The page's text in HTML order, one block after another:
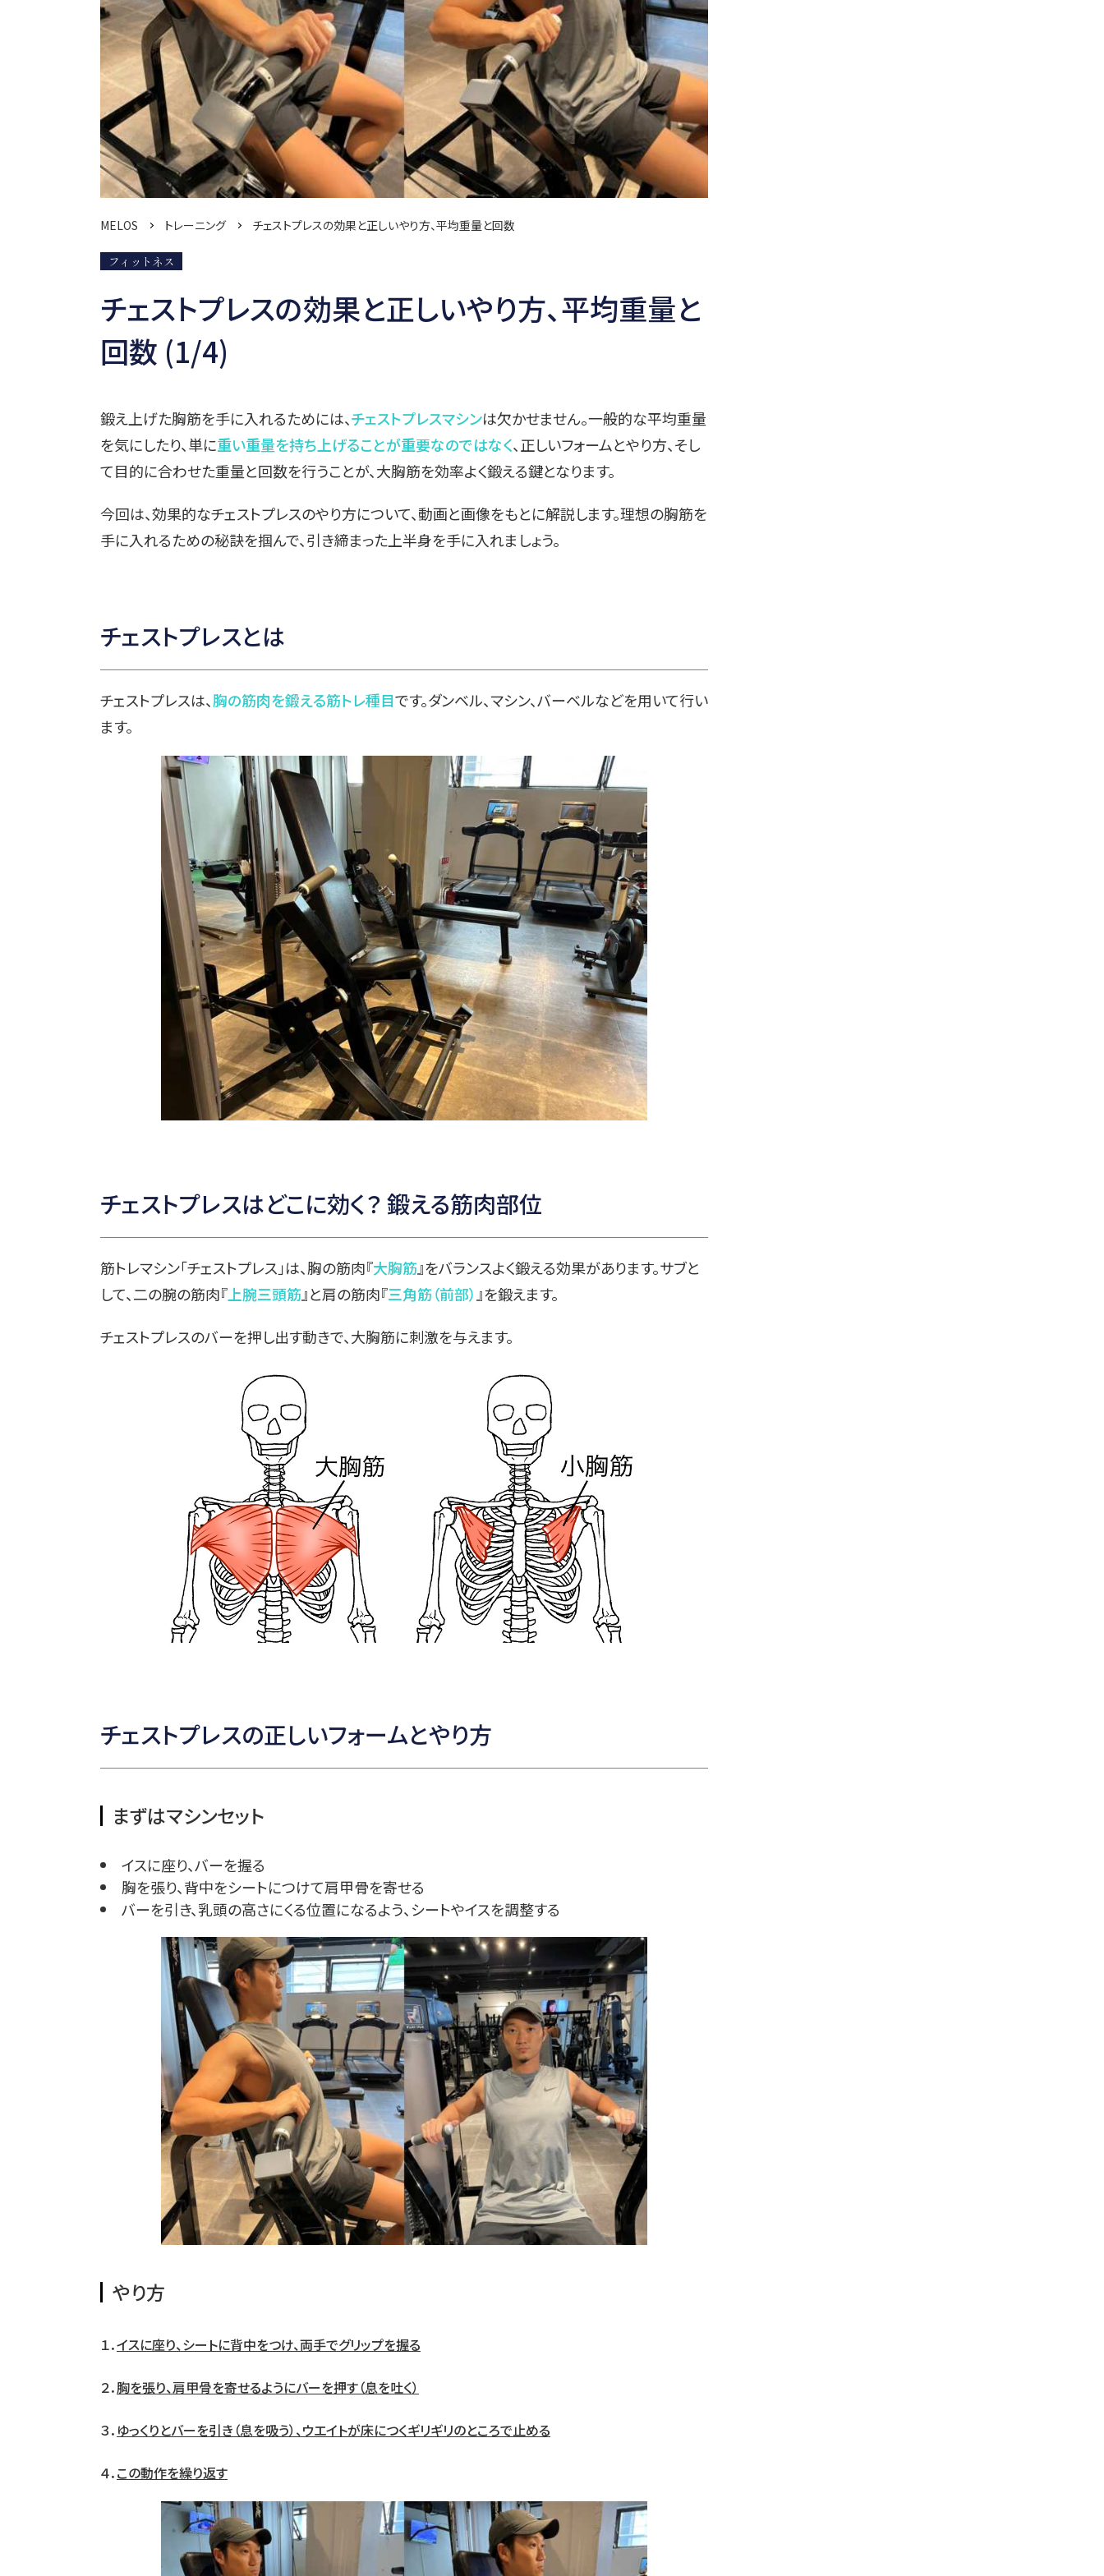
MELOS トレーニング チェストプレスの効果と正しいやり方、平均重量と回数
フィットネス
チェストプレスの効果と正しいやり方、平均重量と
回数 (1/4)
鍛え上げた胸筋を手に入れるためには、チェストプレスマシンは欠かせません。一般的な平均重量
を気にしたり、単に重い重量を持ち上げることが重要なのではなく、正しいフォームとやり方、そし
て目的に合わせた重量と回数を行うことが、大胸筋を効率よく鍛える鍵となります。
今回は、効果的なチェストプレスのやり方について、動画と画像をもとに解説します。理想の胸筋を
手に入れるための秘訣を掴んで、引き締まった上半身を手に入れましょう。
チェストプレスとは
チェストプレスは、胸の筋肉を鍛える筋トレ種目です。ダンベル、マシン、バーベルなどを用いて行い
ます。
チェストプレスはどこに効く？ 鍛える筋肉部位
筋トレマシン「チェストプレス」は、胸の筋肉『大胸筋』をバランスよく鍛える効果があります。サブと
して、二の腕の筋肉『 上腕三頭筋』と肩の筋肉『三角筋（前部） 』を鍛えます。
チェストプレスのバーを押し出す動きで、大胸筋に刺激を与えます。
チェストプレスの正しいフォームとやり方
まずはマシンセット
イスに座り、バーを握る
胸を張り、背中をシートにつけて肩甲骨を寄せる
バーを引き、乳頭の高さにくる位置になるよう、シートやイスを調整する
やり方
１．イスに座り、シートに背中をつけ、両手でグリップを握る
２．胸を張り、肩甲骨を寄せるようにバーを押す（息を吐く）
３． ゆっくりとバーを引き（息を吸う）、ウエイトが床につくギリギリのところで止める
４．この動作を繰り返す